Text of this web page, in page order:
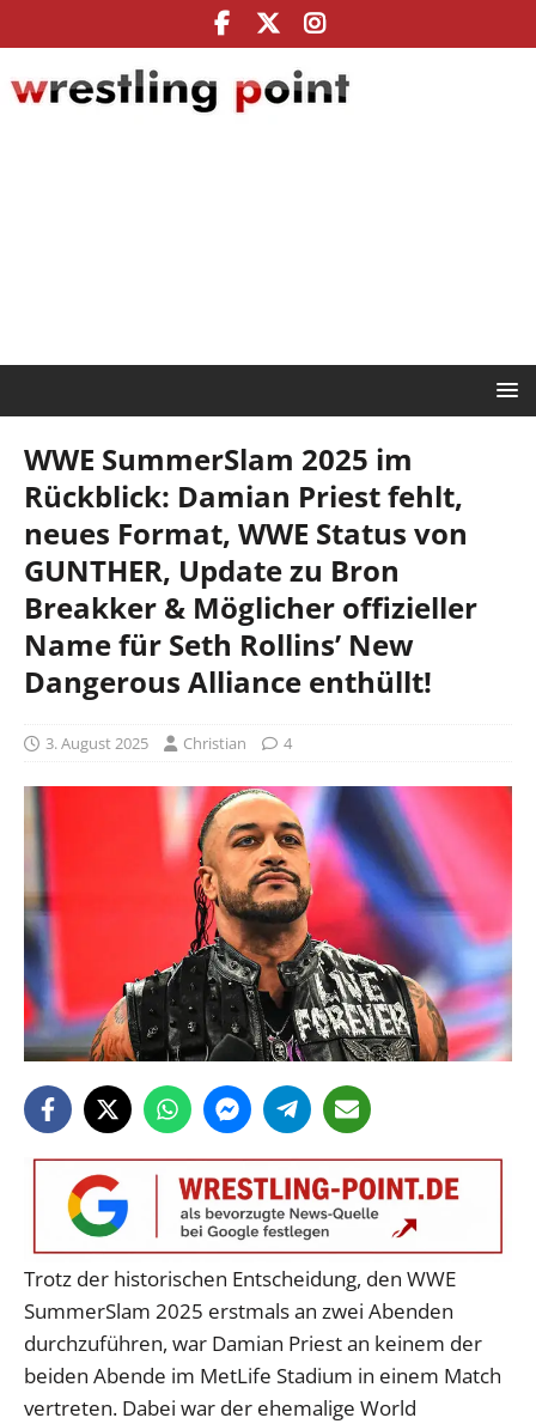
WWE SummerSlam 2025 im
Rückblick: Damian Priest fehlt,
neues Format, WWE Status von
GUNTHER, Update zu Bron
Breakker & Möglicher offizieller
Name für Seth Rollins’ New
Dangerous Alliance enthüllt!
3. August 2025 Christian 4
Trotz der historischen Entscheidung, den WWE
SummerSlam 2025 erstmals an zwei Abenden
durchzuführen, war Damian Priest an keinem der
beiden Abende im MetLife Stadium in einem Match
vertreten. Dabei war der ehemalige World